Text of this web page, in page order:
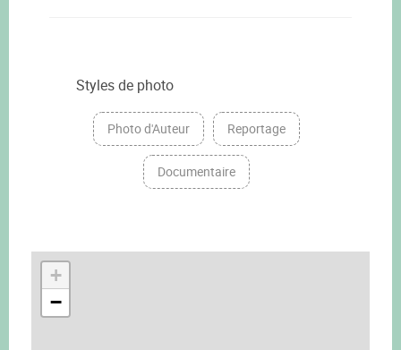
Styles de photo
Photo d'Auteur Reportage
Documentaire
+
−